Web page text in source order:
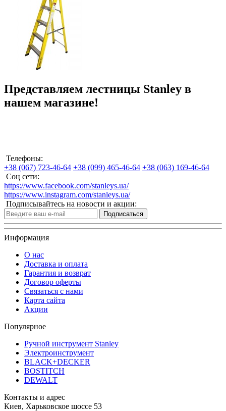
Представляем лестницы Stanley в
нашем магазине!
Телефоны:
+38 (067) 723-46-64 +38 (099) 465-46-64 +38 (063) 169-46-64
Соц сети:
https://www.facebook.com/stanleys.ua/
https://www.instagram.com/stanleys.ua/
Подписывайтесь на новости и акции:
Подписаться
Информация
О нас
Доставка и оплата
Гарантия и возврат
Договор оферты
Связаться с нами
Карта сайта
Акции
Популярное
Ручной инструмент Stanley
Электроинструмент
BLACK+DECKER
BOSTITCH
DEWALT
Контакты и адрес
Киев, Харьковское шоссе 53